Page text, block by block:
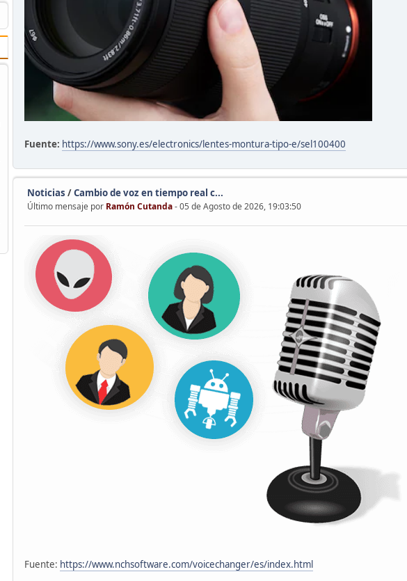
Fuente: https://www.sony.es/electronics/lentes-montura-tipo-e/sel100400
Noticias /Cambio de voz en tiempo real c...
Último mensaje por Ramón Cutanda- 05 de Agosto de 2026, 19:03:50
Fuente: https://www.nchsoftware.com/voicechanger/es/index.html